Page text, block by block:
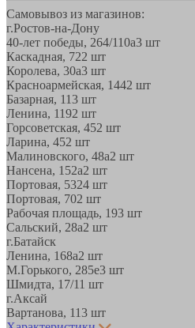
Самовывоз из магазинов:
г.Ростов-на-Дону
40-лет победы, 264/110а3 шт
Каскадная, 722 шт
Королева, 30а3 шт
Красноармейская, 1442 шт
Базарная, 113 шт
Ленина, 1192 шт
Горсоветская, 452 шт
Ларина, 452 шт
Малиновского, 48а2 шт
Нансена, 152а2 шт
Портовая, 5324 шт
Портовая, 702 шт
Рабочая площадь, 193 шт
Сальский, 28a2 шт
г.Батайск
Ленина, 168а2 шт
М.Горького, 285е3 шт
Шмидта, 17/11 шт
г.Аксай
Вартанова, 113 шт